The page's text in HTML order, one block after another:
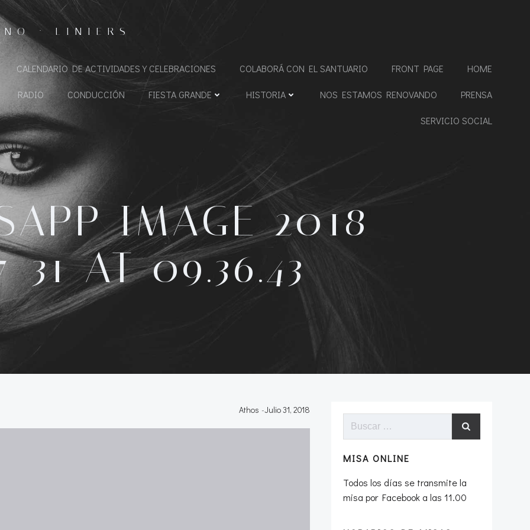
· LINIERS
CALENDARIO DE ACTIVIDADES Y CELEBRACIONES COLABORÁ CON EL SANTUARIO FRONT PAGE HOME
RADIO CONDUCCIÓN FIESTA GRANDE HISTORIA NOS ESTAMOS RENOVANDO PRENSA
SERVICIO SOCIAL
IMAGE 2018-
31 AT 09.36.43
Athos -Julio 31, 2018
Buscar:
MISA ONLINE
Todos los días se transmite la
misa por Facebook a las 11.00